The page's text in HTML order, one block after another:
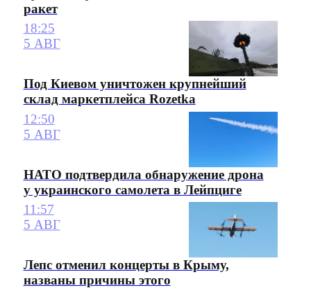
ракет
18:25
5 АВГ
Под Киевом уничтожен крупнейший
склад маркетплейса Rozetka
12:50
5 АВГ
НАТО подтвердила обнаружение дрона
у украинского самолета в Лейпциге
11:57
5 АВГ
Лепс отменил концерты в Крыму,
названы причины этого